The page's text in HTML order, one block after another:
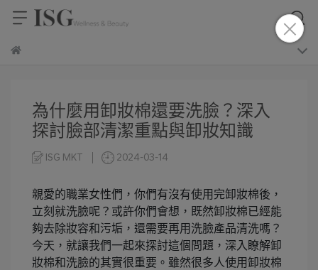
為什麼用卸妝棉還要洗臉？深入
探討臉部清潔重點與卸妝知識
ISG MKT 2024-03-14
親愛的職業女性們，你們有沒有使用完卸妝棉後，
立刻就洗臉呢？或許你們會想，既然卸妝棉已經能
夠去除妝容和污垢，還需要再用洗臉產品清洗嗎？
今天，就讓我們一起來探討這個問題，深入瞭解卸
妝棉和洗臉的其實很重要。雖然很多人使用卸妝棉